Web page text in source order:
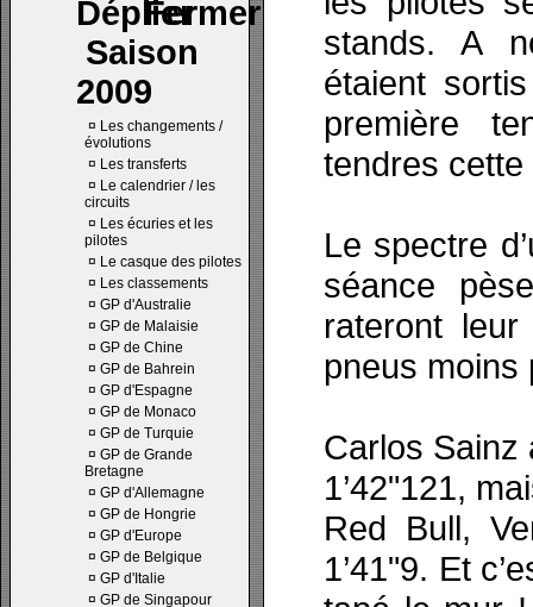
Saison
2009
¤ Les changements /
évolutions
¤ Les transferts
¤ Le calendrier / les
circuits
¤ Les écuries et les
pilotes
¤ Le casque des pilotes
¤ Les classements
¤ GP d'Australie
¤ GP de Malaisie
¤ GP de Chine
¤ GP de Bahrein
¤ GP d'Espagne
¤ GP de Monaco
¤ GP de Turquie
¤ GP de Grande
Bretagne
¤ GP d'Allemagne
¤ GP de Hongrie
¤ GP d'Europe
¤ GP de Belgique
¤ GP d'Italie
¤ GP de Singapour
stands. A
étaient
première
tendres cette
Le spectre
séance
rateront
pneus moins
Carlos Sainz
1’42"121,
Red Bull,
1’41"9. Et